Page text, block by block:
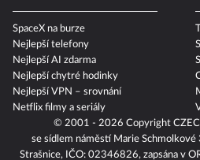
SpaceX na burze
Nejlepší telefony
Nejlepší AI zdarma
Nejlepší chytré hodinky
Nejlepší VPN – srovnání
Netflix filmy a seriály
© 2001 - 2026 Copyright
se sídlem náměstí Marie
Strašnice, IČO: 02346826, zapsána v